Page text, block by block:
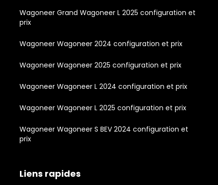
Wagoneer Grand Wagoneer L 2025 configuration et
prix
Wagoneer Wagoneer 2024 configuration et prix
Wagoneer Wagoneer 2025 configuration et prix
Wagoneer Wagoneer L 2024 configuration et prix
Wagoneer Wagoneer L 2025 configuration et prix
Wagoneer Wagoneer S BEV 2024 configuration et
prix
Liens rapides